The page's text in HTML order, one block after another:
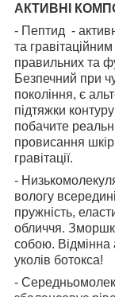
АКТИВНІ
- Пептид -
та
правильних та
Безпечний при
покоління, є
підтяжки
побачите
провисання
гравітації.
-
вологу
пружність,
обличчя.
собою. Відмінна
уколів ботокса!
-